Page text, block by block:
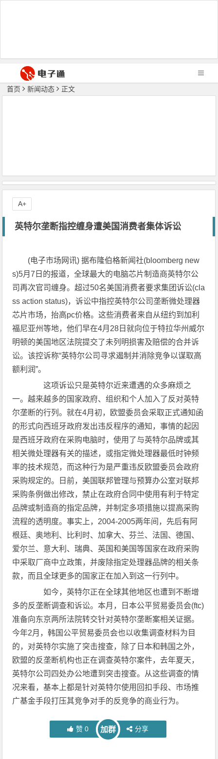
首页 新闻动态 正文
英特尔垄断指控缠身遭美国消费者集体诉讼
(电子市场网讯) 据布隆伯格新闻社(bloomberg new
s)5月7日的报道，全球最大的电脑芯片制造商英特尔公
司再次官司缠身。超过50名美国消费者要求集团诉讼(cla
ss action status)，诉讼中指控英特尔公司垄断微处理器
芯片市场，抬高pc价格。这些消费者来自从纽约到加利
福尼亚州等地，他们早在4月28日就向位于特拉华州威尔
明顿的美国地区法院提交了未列明损害及赔偿的合并诉
讼。该控诉称“英特尔公司寻求遏制并消除竞争以谋取高
额利润”。
这项诉讼只是英特尔近来遭遇的众多麻烦之
一。越来越多的国家政府、组织和个人加入了反对英特
尔垄断的行列。就在4月初，欧盟委员会采取正式通知函
的形式向西班牙政府发出违反程序的通知，事情的起因
是西班牙政府在采购电脑时，使用了与英特尔品牌或其
相关微处理器有关的描述，或指定微处理器最低时钟频
率的技术规范，而这种行为是严重违反欧盟委员会政府
采购规定的。日前，美国联邦管理与预算办公室对联邦
采购条例做出修改，禁止在政府合同中使用有利于特定
品牌或制造商的指定品牌，并制定多项措施以提高采购
流程的透明度。事实上，2004-2005两年间，先后有阿
根廷、奥地利、比利时、加拿大、芬兰、法国、德国、
爱尔兰、意大利、瑞典、英国和美国等国家在政府采购
中采取厂商中立政策，并废除指定处理器品牌的相关条
款，而且全球更多的国家正在加入到这一行列中。
如今，英特尔正在全球其他地区也遭到不断增
多的反垄断调查和诉讼。本月，日本公平贸易委员会(ftc)
准备向东京两所法院转交针对英特尔垄断案相关证据。
今年2月，韩国公平贸易委员会也以收集调查材料为目
的，对英特尔实施了突击搜查，除了日本和韩国之外，
欧盟的反垄断机构也正在调查英特尔案件，去年夏天，
英特尔公司四处办公地遭到突击搜查。从这些调查的情
况来看，基本上都是针对英特尔使用回扣手段、市场推
广基金手段打压其竞争对手的反竞争的商业行为。
赞 0 加群 分享
A+